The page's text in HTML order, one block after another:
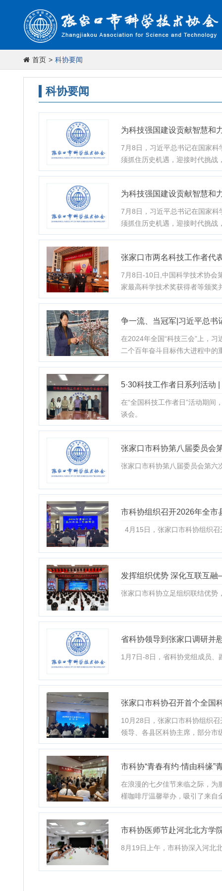
首页 > 科协要闻
科协要闻
为科技强国建设贡献智慧
7月8日，习近平总书记在国家科
须抓住历史机遇，迎接时代挑战
为科技强国建设贡献智慧
7月8日，习近平总书记在国家科
须抓住历史机遇，迎接时代挑战
张家口市两名科技工作者代
7月8日-10日,中国科学技术协会
家最高科学技术奖获得者等颁奖
争一流、当冠军|习近平总书
在2024年全国“科技三会”上，
二个百年奋斗目标伟大进程中
5·30科技工作者日系列活动
在“全国科技工作者日”活动期间
谈会。
张家口市科协第八届委员会
张家口市科协第八届委员会第六
市科协组织召开2026年全市
4月15日，张家口市科协组织
发挥组织优势 深化互联互
张家口市科协立足组织联结优势
省科协领导到张家口调研并
1月7日-8日，省科协党组成员、
张家口市科协召开首个全国
10月28日，张家口市科协组织
领导、各县区科协主席，部分市
市科协“青春有约·情由科缘
在浪漫的七夕佳节来临之际，为
槿咖啡厅温馨举办，吸引了来自
市科协医师节赴河北北方学
8月19日上午，市科协深入河北